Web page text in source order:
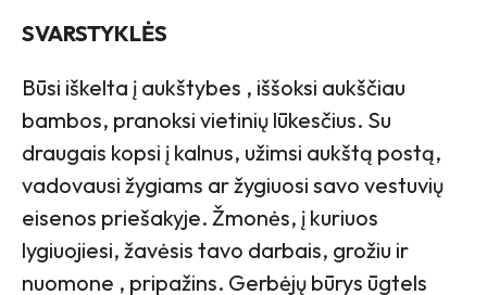
SVARSTYKLĖS
Būsi iškelta į aukštybes , iššoksi aukščiau
bambos, pranoksi vietinių lūkesčius. Su
draugais kopsi į kalnus, užimsi aukštą postą,
vadovausi žygiams ar žygiuosi savo vestuvių
eisenos priešakyje. Žmonės, į kuriuos
lygiuojiesi, žavėsis tavo darbais, grožiu ir
nuomone , pripažins. Gerbėjų būrys ūgtels